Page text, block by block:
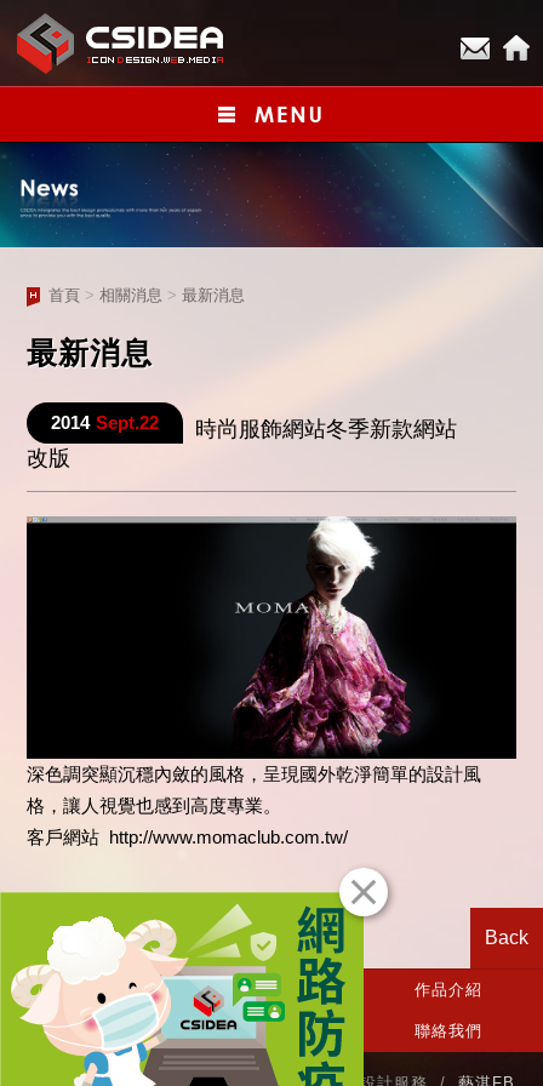
首頁 >相關消息 >最新消息
最新消息
2014 Sept.22
時尚服飾網站冬季新款網站
改版
深色調突顯沉穩內斂的風格，呈現國外乾淨簡單的設計風
格，讓人視覺也感到高度專業。
客戶網站 http://www.momaclub.com.tw/
Back
CSIDEA首頁 關於我們 作品介紹
相關消息 設計服務 聯絡我們